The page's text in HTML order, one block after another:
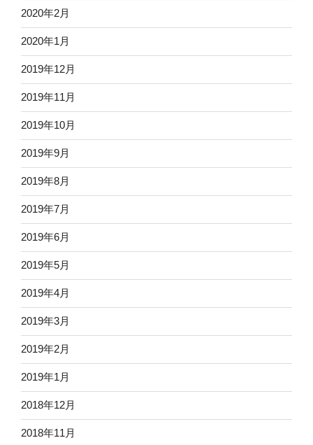
2020年2月
2020年1月
2019年12月
2019年11月
2019年10月
2019年9月
2019年8月
2019年7月
2019年6月
2019年5月
2019年4月
2019年3月
2019年2月
2019年1月
2018年12月
2018年11月